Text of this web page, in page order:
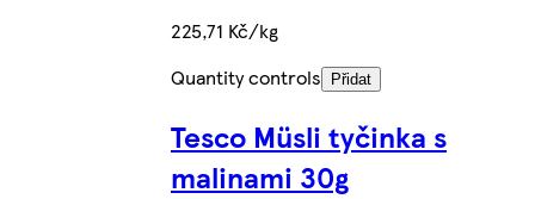
225,71 Kč/kg
Quantity controls
Přidat
Tesco Müsli tyčinka s
malinami 30g